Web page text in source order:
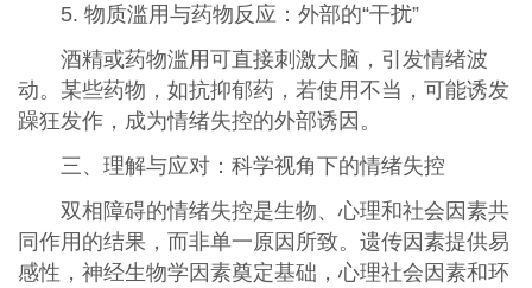
5. 物质滥用与药物反应：外部的“干扰”
酒精或药物滥用可直接刺激大脑，引发情绪波
动。某些药物，如抗抑郁药，若使用不当，可能诱发
躁狂发作，成为情绪失控的外部诱因。
三、理解与应对：科学视角下的情绪失控
双相障碍的情绪失控是生物、心理和社会因素共
同作用的结果，而非单一原因所致。遗传因素提供易
感性，神经生物学因素奠定基础，心理社会因素和环